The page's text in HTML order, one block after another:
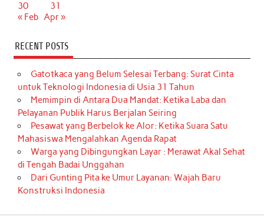
30
31
« Feb Apr »
RECENT POSTS
Gatotkaca yang Belum Selesai Terbang: Surat Cinta
untuk Teknologi Indonesia di Usia 31 Tahun
Memimpin di Antara Dua Mandat: Ketika Laba dan
Pelayanan Publik Harus Berjalan Seiring
Pesawat yang Berbelok ke Alor: Ketika Suara Satu
Mahasiswa Mengalahkan Agenda Rapat
Warga yang Dibingungkan Layar : Merawat Akal Sehat
di Tengah Badai Unggahan
Dari Gunting Pita ke Umur Layanan: Wajah Baru
Konstruksi Indonesia